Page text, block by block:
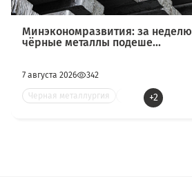
Минэкономразвития: за неделю
чёрные металлы подеше...
7 августа 2026 342
Черная металлургия +2